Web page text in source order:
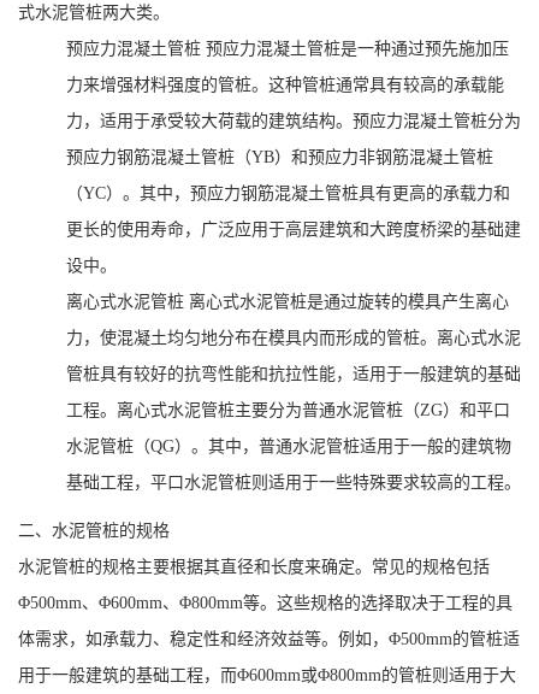
式水泥管桩两大类。
预应力混凝土管桩 预应力混凝土管桩是一种通过预先施加压
力来增强材料强度的管桩。这种管桩通常具有较高的承载能
力，适用于承受较大荷载的建筑结构。预应力混凝土管桩分为
预应力钢筋混凝土管桩（YB）和预应力非钢筋混凝土管桩
（YC）。其中，预应力钢筋混凝土管桩具有更高的承载力和
更长的使用寿命，广泛应用于高层建筑和大跨度桥梁的基础建
设中。
离心式水泥管桩 离心式水泥管桩是通过旋转的模具产生离心
力，使混凝土均匀地分布在模具内而形成的管桩。离心式水泥
管桩具有较好的抗弯性能和抗拉性能，适用于一般建筑的基础
工程。离心式水泥管桩主要分为普通水泥管桩（ZG）和平口
水泥管桩（QG）。其中，普通水泥管桩适用于一般的建筑物
基础工程，平口水泥管桩则适用于一些特殊要求较高的工程。
二、水泥管桩的规格
水泥管桩的规格主要根据其直径和长度来确定。常见的规格包括
Φ500mm、Φ600mm、Φ800mm等。这些规格的选择取决于工程的具
体需求，如承载力、稳定性和经济效益等。例如，Φ500mm的管桩适
用于一般建筑的基础工程，而Φ600mm或Φ800mm的管桩则适用于大